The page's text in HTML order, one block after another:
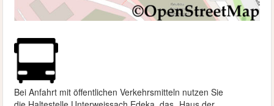
Bei Anfahrt mit öffentlichen Verkehrsmitteln nutzen Sie